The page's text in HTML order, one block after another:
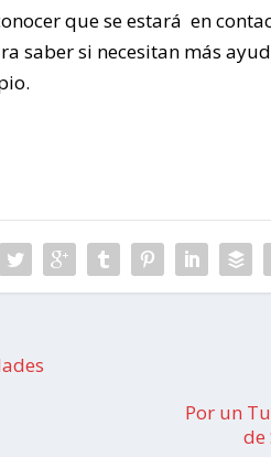
que se estará en
saber si necesitan más
Por un
de